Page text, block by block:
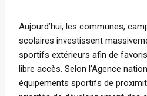
Aujourd’hui, les communes,
scolaires investissent
sportifs extérieurs afin de
libre accès. Selon l’Agence
équipements sportifs de